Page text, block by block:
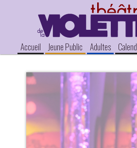
Accueil Jeune Public Adultes